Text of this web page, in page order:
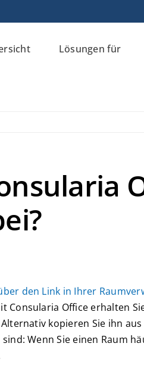
Lösungen für
den Link in Ihrer
Consularia Office erhalten
kopieren Sie ihn
Wenn Sie einen Raum